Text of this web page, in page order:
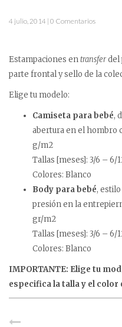
4 julio, 2014 | 0 Comentarios
Estampaciones entransferdel
parte frontal y sello de la
Elige tu modelo:
Camiseta para bebé,
abertura en el hombro
g/m2
Tallas [meses]: 3/6 – 6/
Colores: Blanco
Body para bebé,
presión en la
gr/m2
Tallas [meses]: 3/6 – 6/
Colores: Blanco
IMPORTANTE: Elige tu
especifica la talla y el color